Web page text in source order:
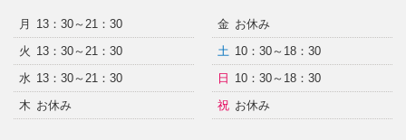
月
13：30～21：30
火 13：30～21：30
水 13：30～21：30
木 お休み
金 お休み
土 10：30～18：30
日
10：30～18：30
祝 お休み